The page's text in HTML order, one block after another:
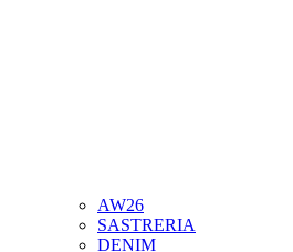
AW26
SASTRERIA
DENIM